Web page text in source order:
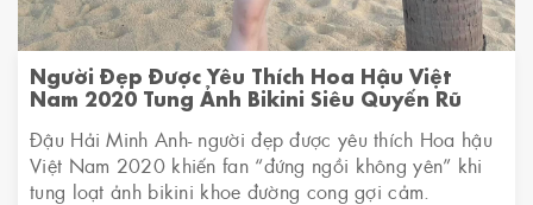
Người Đẹp Được Yêu Thích Hoa Hậu Việt
Nam 2020 Tung Ảnh Bikini Siêu Quyến Rũ
Đậu Hải Minh Anh- người đẹp được yêu thích Hoa hậu
Việt Nam 2020 khiến fan “đứng ngồi không yên” khi
tung loạt ảnh bikini khoe đường cong gợi cảm.